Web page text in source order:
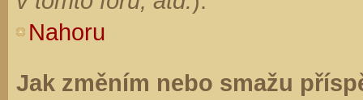
Nahoru
Jak změním nebo smažu